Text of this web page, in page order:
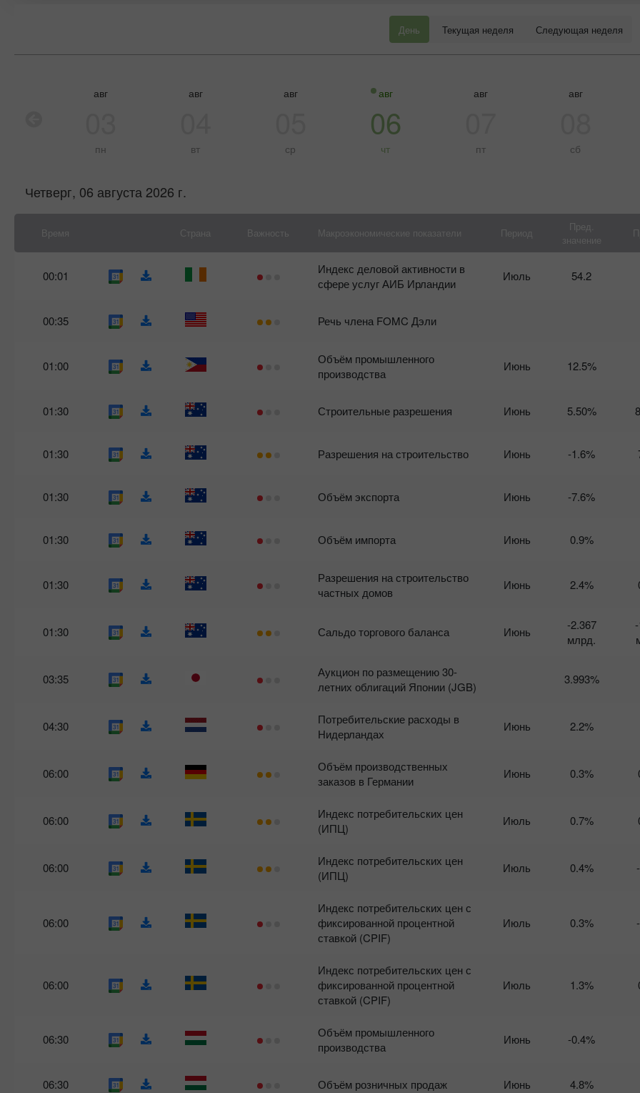
День Текущая неделя Следующая неделя
авг
пн
авг
вт
авг
ср
авг
06
чт
авг
пт
авг
сб
Четверг, 06 августа 2026 г.
Время Страна Важность Макроэкономические показатели Период
Пред.
значение
00:01
Индекс деловой активности в
сфере услуг АИБ Ирландии
Июль 54.2
00:35 Речь члена FOMC Дэли
01:00
Объём промышленного
производства
Июнь 12.5%
01:30 Строительные разрешения Июнь 5.50%
01:30 Разрешения на строительство Июнь -1.6%
01:30 Объём экспорта Июнь -7.6%
01:30 Объём импорта Июнь 0.9%
01:30
Разрешения на строительство
частных домов
Июнь 2.4%
01:30 Сальдо торгового баланса Июнь
-2.367
млрд.
03:35
Аукцион по размещению 30-
летних облигаций Японии (JGB)
3.993%
04:30
Потребительские расходы в
Нидерландах
Июнь 2.2%
06:00
Объём производственных
заказов в Германии
Июнь 0.3%
06:00
Индекс потребительских цен
(ИПЦ)
Июль 0.7%
06:00
Индекс потребительских цен
(ИПЦ)
Июль 0.4%
06:00
Индекс потребительских цен с
фиксированной процентной
ставкой (CPIF)
Июль 0.3%
06:00
Индекс потребительских цен с
фиксированной процентной
ставкой (CPIF)
Июль 1.3%
06:30
Объём промышленного
производства
Июнь -0.4%
06:30 Объём розничных продаж Июнь 4.8%